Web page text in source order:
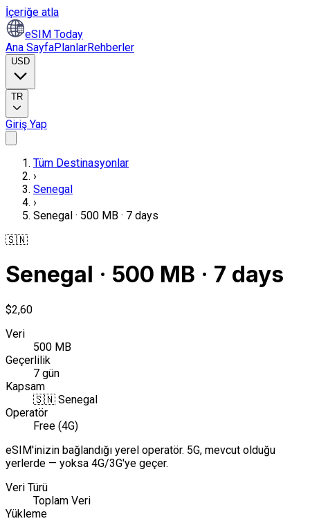
İçeriğe atla
eSIM Today
Ana SayfaPlanlarRehberler
USD
TR
Giriş Yap
Tüm Destinasyonlar
›
Senegal
›
Senegal · 500 MB · 7 days
🇸🇳
Senegal · 500 MB · 7 days
$2,60
Veri
500 MB
Geçerlilik
7 gün
Kapsam
🇸🇳 Senegal
Operatör
Free (4G)
eSIM'inizin bağlandığı yerel operatör. 5G, mevcut olduğu
yerlerde — yoksa 4G/3G'ye geçer.
Veri Türü
Toplam Veri
Yükleme